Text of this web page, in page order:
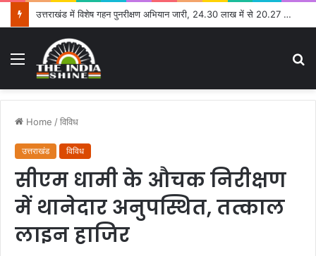
उत्तराखंड में विशेष गहन पुनरीक्षण अभियान जारी, 24.30 लाख में से 20.27 लाख मतदाताओं तक पहुंचे नोटिस: सीईओ
Menu
Home /विविध
उत्तराखंड विविध
सीएम धामी के औचक निरीक्षण
में थानेदार अनुपस्थित, तत्काल
लाइन हाजिर